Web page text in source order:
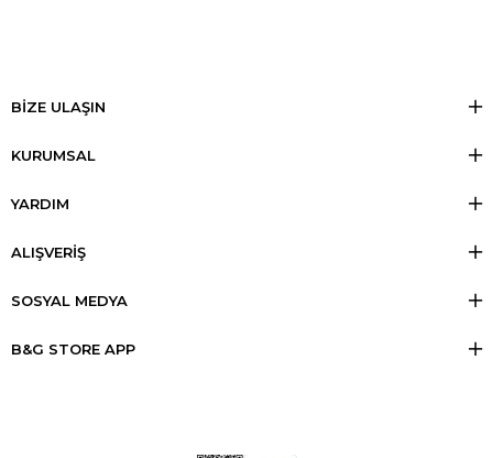
BİZE ULAŞIN
KURUMSAL
YARDIM
ALIŞVERİŞ
SOSYAL MEDYA
B&G STORE APP